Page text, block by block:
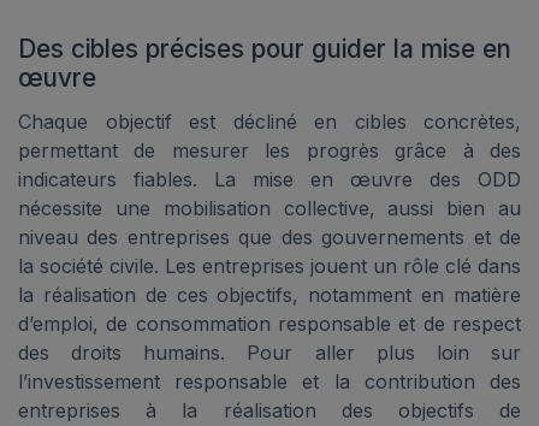
Des cibles précises pour guider la mise en
œuvre
Chaque objectif est décliné en cibles concrètes,
permettant de mesurer les progrès grâce à des
indicateurs fiables. La mise en œuvre des ODD
nécessite une mobilisation collective, aussi bien au
niveau des entreprises que des gouvernements et de
la société civile. Les entreprises jouent un rôle clé dans
la réalisation de ces objectifs, notamment en matière
d’emploi, de consommation responsable et de respect
des droits humains. Pour aller plus loin sur
l’investissement responsable et la contribution des
entreprises à la réalisation des objectifs de